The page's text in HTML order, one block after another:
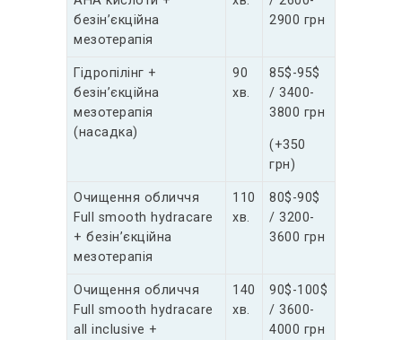
безін’єкційна
мезотерапія
2900 грн
Гідропілінг +
безін’єкційна
мезотерапія
(насадка)
90
хв.
85$-95$
/ 3400-
3800 грн
(+350
грн)
Очищення обличчя
Full smooth hydracare
+ безін’єкційна
мезотерапія
110
хв.
80$-90$
/ 3200-
3600 грн
Очищення обличчя
Full smooth hydracare
all inclusive +
140
хв.
90$-100$
/ 3600-
4000 грн